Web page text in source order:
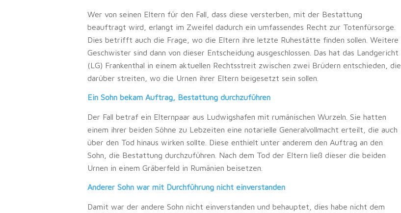
Wer von seinen Eltern für den Fall, dass diese versterben, mit der Bestattung
beauftragt wird, erlangt im Zweifel dadurch ein umfassendes Recht zur Totenfürsorge.
Dies betrifft auch die Frage, wo die Eltern ihre letzte Ruhestätte finden sollen. Weitere
Geschwister sind dann von dieser Entscheidung ausgeschlossen. Das hat das Landgericht
(LG) Frankenthal in einem aktuellen Rechtsstreit zwischen zwei Brüdern entschieden, die
darüber streiten, wo die Urnen ihrer Eltern beigesetzt sein sollen.
Ein Sohn bekam Auftrag, Bestattung durchzuführen
Der Fall betraf ein Elternpaar aus Ludwigshafen mit rumänischen Wurzeln. Sie hatten
einem ihrer beiden Söhne zu Lebzeiten eine notarielle Generalvollmacht erteilt, die auch
über den Tod hinaus wirken sollte. Diese enthielt unter anderem den Auftrag an den
Sohn, die Bestattung durchzuführen. Nach dem Tod der Eltern ließ dieser die beiden
Urnen in einem Gräberfeld in Rumänien beisetzen.
Anderer Sohn war mit Durchführung nicht einverstanden
Damit war der andere Sohn nicht einverstanden und behauptet, dies habe nicht dem